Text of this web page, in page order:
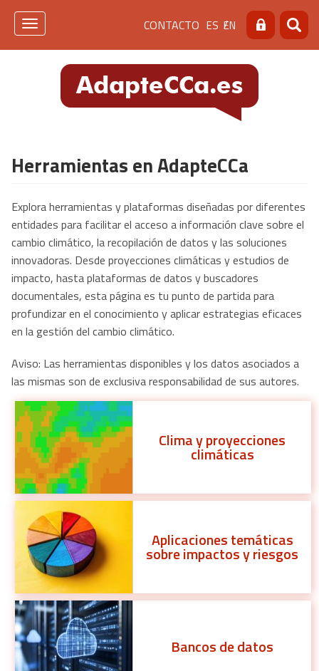
Pasar
Menú
de
cabecera
[contacto]
CONTACTO ES EN Buscar
Toggle
Herramientas en AdapteCCa
Explora herramientas y plataformas diseñadas por diferentes
entidades para facilitar el acceso a información clave sobre el
cambio climático, la recopilación de datos y las soluciones
innovadoras. Desde proyecciones climáticas y estudios de
impacto, hasta plataformas de datos y buscadores
documentales, esta página es tu punto de partida para
profundizar en el conocimiento y aplicar estrategias eficaces
en la gestión del cambio climático.
Aviso: Las herramientas disponibles y los datos asociados a
las mismas son de exclusiva responsabilidad de sus autores.
Clima y proyecciones
climáticas
Aplicaciones temáticas
sobre impactos y riesgos
Bancos de datos